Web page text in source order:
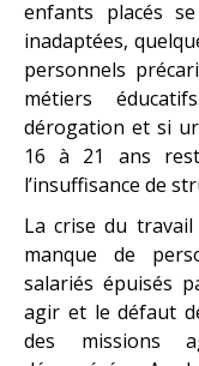
enfants placés
inadaptées,
personnels
métiers
dérogation et si
16 à 21 ans
l’insuffisance de
La crise du
manque de
salariés épuisés
agir et le défaut
des missions